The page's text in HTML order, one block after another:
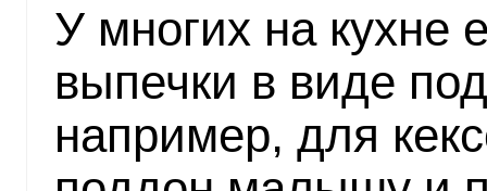
У многих на кухне
выпечки в виде
например, для